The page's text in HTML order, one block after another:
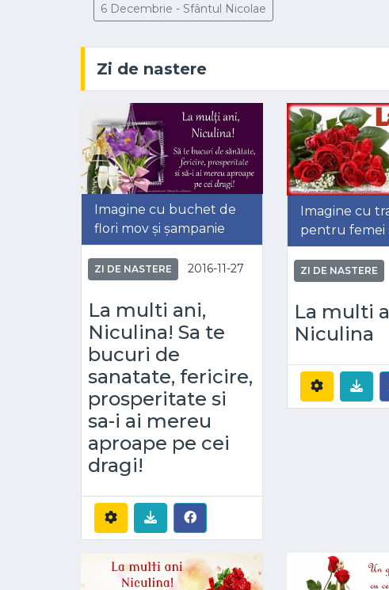
6 Decembrie - Sfântul Nicolae
Zi de nastere
Imagine cu buchet de
flori mov și șampanie
ZI DE NASTERE 2016-11-27
La multi ani,
Niculina! Sa te
bucuri de
sanatate, fericire,
prosperitate si
sa-i ai mereu
aproape pe cei
dragi!
Imagine cu
pentru femei
ZI DE NASTERE
La multi
Niculina